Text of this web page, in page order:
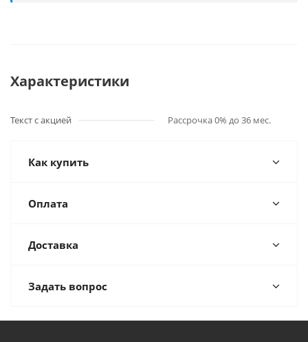
Характеристики
Текст с акцией Рассрочка 0% до 36 мес.
Как купить
Оплата
Доставка
Задать вопрос